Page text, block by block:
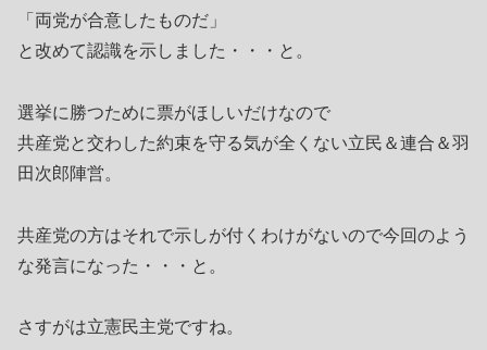
「両党が合意したものだ」
と改めて認識を示しました・・・と。
選挙に勝つために票がほしいだけなので
共産党と交わした約束を守る気が全くない立民＆連合＆羽
田次郎陣営。
共産党の方はそれで示しが付くわけがないので今回のよう
な発言になった・・・と。
さすがは立憲民主党ですね。